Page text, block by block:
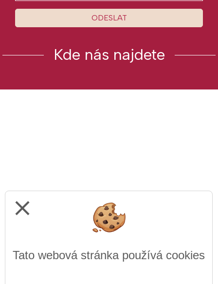
ODESLAT
Kde nás najdete
close
Tato webová stránka používá cookies